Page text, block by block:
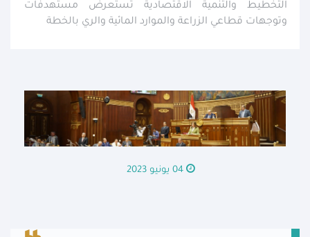
التخطيط والتنمية الاقتصادية تستعرض مستهدفات
وتوجهات قطاعي الزراعة والموارد المائية والري بالخطة
04 يونيو 2023